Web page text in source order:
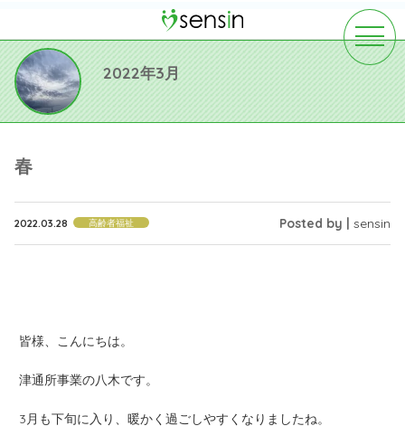
toggle
2022年3月
春
2022.03.28 高齢者福祉 Posted by | sensin
皆様、こんにちは。
津通所事業の八木です。
3月も下旬に入り、暖かく過ごしやすくなりましたね。